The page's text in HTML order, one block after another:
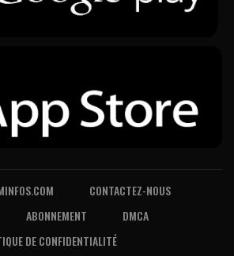
CONTACTEZ-NOUS
ABONNEMENT
DMCA
DE CONFIDENTIALITÉ